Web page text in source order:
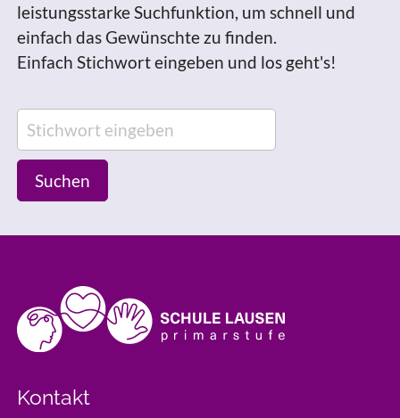
leistungsstarke Suchfunktion, um schnell und
einfach das Gewünschte zu finden.
Einfach Stichwort eingeben und los geht's!
Suchen
Kontakt